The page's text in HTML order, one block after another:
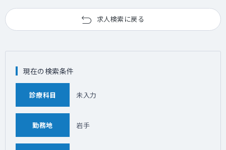
求人検索に戻る
現在の検索条件
診療科目 未入力
勤務地 岩手